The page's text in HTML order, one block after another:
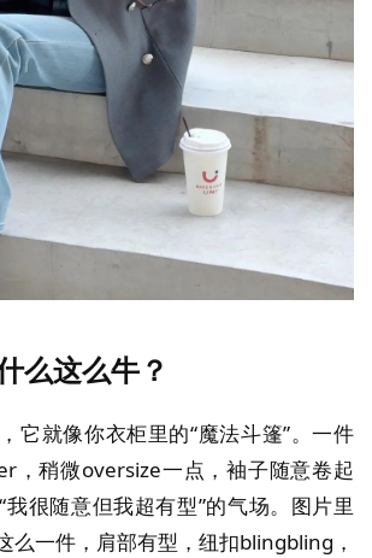
么这么牛？
它就像你衣柜里的“魔法斗篷”。一件
，稍微oversize一点，袖子随意卷起
很随意但我超有型”的气场。图片里
么一件，肩部有型，纽扣blingbling，